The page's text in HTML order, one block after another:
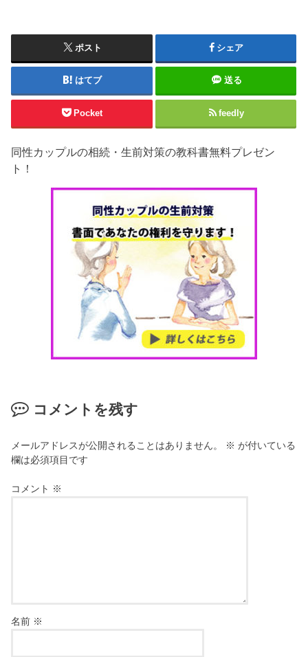
ポスト シェア
はてブ 送る
Pocket feedly
同性カップルの相続・生前対策の教科書無料プレゼン
ト！
コメントを残す
メールアドレスが公開されることはありません。 ※ が付いている
欄は必須項目です
コメント ※
名前 ※